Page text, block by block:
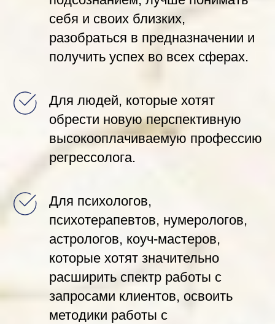
себя и своих близких,
разобраться в предназначении и
получить успех во всех сферах.
Для людей, которые хотят
обрести новую перспективную
высокооплачиваемую профессию
регрессолога.
Для психологов,
психотерапевтов, нумерологов,
астрологов, коуч-мастеров,
которые хотят значительно
расширить спектр работы с
запросами клиентов, освоить
методики работы с